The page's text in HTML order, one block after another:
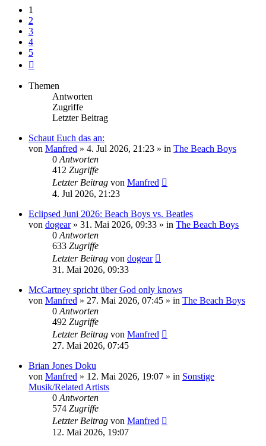
1
2
3
4
5
Themen
Antworten
Zugriffe
Letzter Beitrag
Schaut Euch das an:
von Manfred » 4. Jul 2026, 21:23 » in The Beach Boys
0 Antworten
412 Zugriffe
Letzter Beitrag von Manfred
4. Jul 2026, 21:23
Eclipsed Juni 2026: Beach Boys vs. Beatles
von dogear» 31. Mai 2026, 09:33 » in The Beach Boys
0 Antworten
633 Zugriffe
Letzter Beitrag von dogear
31. Mai 2026, 09:33
McCartney spricht über God only knows
von Manfred » 27. Mai 2026, 07:45 » in The Beach Boys
0 Antworten
492 Zugriffe
Letzter Beitrag von Manfred
27. Mai 2026, 07:45
Brian Jones Doku
von Manfred » 12. Mai 2026, 19:07 » in Sonstige
Musik/Related Artists
0 Antworten
574 Zugriffe
Letzter Beitrag von Manfred
12. Mai 2026, 19:07